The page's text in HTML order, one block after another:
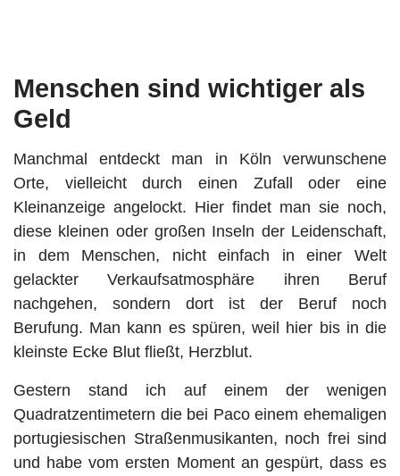
Menschen sind wichtiger als
Geld
Manchmal entdeckt man in Köln verwunschene
Orte, vielleicht durch einen Zufall oder eine
Kleinanzeige angelockt. Hier findet man sie noch,
diese kleinen oder großen Inseln der Leidenschaft,
in dem Menschen, nicht einfach in einer Welt
gelackter Verkaufsatmosphäre ihren Beruf
nachgehen, sondern dort ist der Beruf noch
Berufung. Man kann es spüren, weil hier bis in die
kleinste Ecke Blut fließt, Herzblut.
Gestern stand ich auf einem der wenigen
Quadratzentimetern die bei Paco einem ehemaligen
portugiesischen Straßenmusikanten, noch frei sind
und habe vom ersten Moment an gespürt, dass es